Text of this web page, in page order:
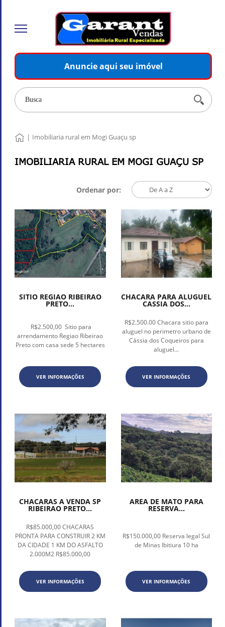
Anuncie aqui seu imóvel
| Imobiliaria rural em Mogi Guaçu sp
IMOBILIARIA RURAL EM MOGI GUAÇU SP
Ordenar por:
SITIO REGIAO RIBEIRAO
PRETO...
R$2.500,00 Sitio para
arrendamento Regiao Ribeirao
Preto com casa sede 5 hectares
VER INFORMAÇÕES
CHACARA PARA ALUGUEL
CASSIA DOS...
R$2.500.00 Chacara sitio para
aluguel no perimetro urbano de
Cássia dos Coqueiros para
aluguel...
VER INFORMAÇÕES
CHACARAS A VENDA SP
RIBEIRAO PRETO...
R$85.000,00 CHACARAS
PRONTA PARA CONSTRUIR 2 KM
DA CIDADE 1 KM DO ASFALTO
2.000M2 R$85.000,00
VER INFORMAÇÕES
AREA DE MATO PARA
RESERVA...
R$150.000,00 Reserva legal Sul
de Minas Ibitiura 10 ha
VER INFORMAÇÕES